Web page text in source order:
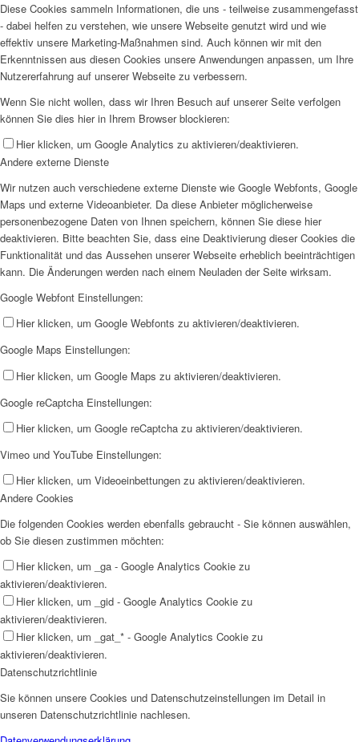
Diese Cookies sammeln Informationen, die uns - teilweise zusammengefasst
- dabei helfen zu verstehen, wie unsere Webseite genutzt wird und wie
effektiv unsere Marketing-Maßnahmen sind. Auch können wir mit den
Erkenntnissen aus diesen Cookies unsere Anwendungen anpassen, um Ihre
Nutzererfahrung auf unserer Webseite zu verbessern.
Wenn Sie nicht wollen, dass wir Ihren Besuch auf unserer Seite verfolgen
können Sie dies hier in Ihrem Browser blockieren:
Hier klicken, um Google Analytics zu aktivieren/deaktivieren.
Andere externe Dienste
Wir nutzen auch verschiedene externe Dienste wie Google Webfonts, Google
Maps und externe Videoanbieter. Da diese Anbieter möglicherweise
personenbezogene Daten von Ihnen speichern, können Sie diese hier
deaktivieren. Bitte beachten Sie, dass eine Deaktivierung dieser Cookies die
Funktionalität und das Aussehen unserer Webseite erheblich beeinträchtigen
kann. Die Änderungen werden nach einem Neuladen der Seite wirksam.
Google Webfont Einstellungen:
Hier klicken, um Google Webfonts zu aktivieren/deaktivieren.
Google Maps Einstellungen:
Hier klicken, um Google Maps zu aktivieren/deaktivieren.
Google reCaptcha Einstellungen:
Hier klicken, um Google reCaptcha zu aktivieren/deaktivieren.
Vimeo und YouTube Einstellungen:
Hier klicken, um Videoeinbettungen zu aktivieren/deaktivieren.
Andere Cookies
Die folgenden Cookies werden ebenfalls gebraucht - Sie können auswählen,
ob Sie diesen zustimmen möchten:
Hier klicken, um _ga - Google Analytics Cookie zu
aktivieren/deaktivieren.
Hier klicken, um _gid - Google Analytics Cookie zu
aktivieren/deaktivieren.
Hier klicken, um _gat_* - Google Analytics Cookie zu
aktivieren/deaktivieren.
Datenschutzrichtlinie
Sie können unsere Cookies und Datenschutzeinstellungen im Detail in
unseren Datenschutzrichtlinie nachlesen.